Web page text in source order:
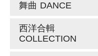
舞曲 DANCE
西洋合輯
COLLECTION